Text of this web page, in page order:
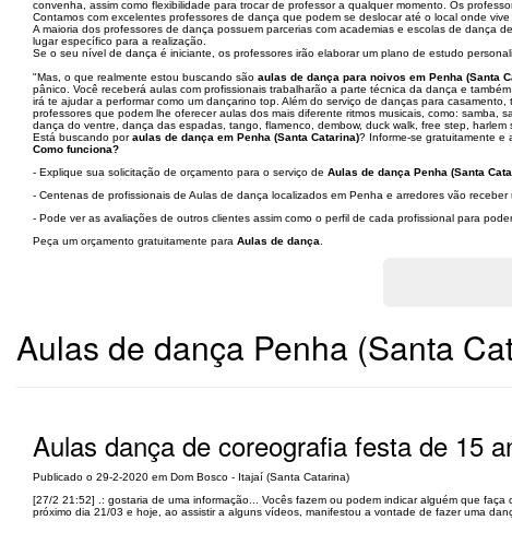
convenha, assim como flexibilidade para trocar de professor a qualquer momento. Os
Contamos com excelentes professores de dança que podem se deslocar até o local onde
A maioria dos professores de dança possuem parcerias com academias e escolas de dança
lugar específico para a realização.
Se o seu nível de dança é iniciante, os professores irão elaborar um plano de estudo
"Mas, o que realmente estou buscando são aulas de dança para noivos em Penha (Santa
pânico. Você receberá aulas com profissionais trabalharão a parte técnica da dança e
irá te ajudar a performar como um dançarino top. Além do serviço de danças para
professores que podem lhe oferecer aulas dos mais diferente ritmos musicais, como:
dança do ventre, dança das espadas, tango, flamenco, dembow, duck walk, free step,
Está buscando poraulas de dança em Penha (Santa Catarina)? Informe-se gratuitamente e
Como funciona?
- Explique sua solicitação de orçamento para o serviço de Aulas de dança Penha (Santa
- Centenas de profissionais de Aulas de dança localizados em Penha e arredores vão
- Pode ver as avaliações de outros clientes assim como o perfil de cada profissional para
Peça um orçamento gratuitamente para Aulas de dança
Aulas de dança Penha (Santa
Aulas dança de coreografia festa de 15
Publicado o 29-2-2020 em Dom Bosco - Itajaí (Santa Catarina)
[27/2 21:52] .: gostaria de uma informação... Vocês fazem ou podem indicar alguém que
próximo dia 21/03 e hoje, ao assistir a alguns vídeos, manifestou a vontade de fazer uma